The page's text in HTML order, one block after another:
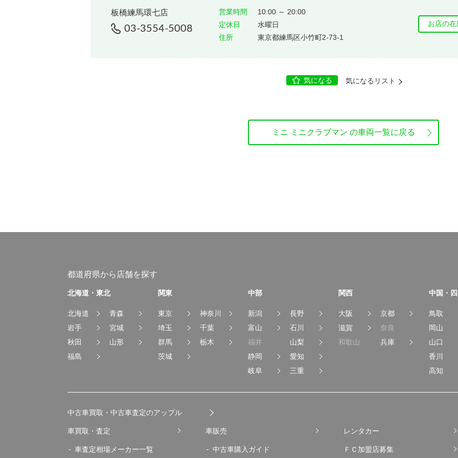
板橋練馬環七店
03-3554-5008
営業時間
10:00 ～ 20:00
定休⽇
水曜日
住所
東京都練馬区小竹町2-73-1
お店の
気になる 気になるリスト
ミニ ミニクラブマン の車両一覧に戻る
都道府県から店舗を探す
北海道・東北
北海道
青森
岩手
宮城
秋田
山形
福島
関東
東京
神奈川
埼玉
千葉
群馬
栃木
茨城
中部
新潟
長野
富山
石川
福井
山梨
静岡
愛知
岐阜
三重
関西
大阪
京都
滋賀
奈良
和歌山
兵庫
中国・四
鳥取
岡山
山口
香川
高知
中古車買取・中古車査定のアップル
車買取・査定
車査定相場メーカー一覧
車販売
中古車購入ガイド
レンタカー
ＦＣ加盟店募集